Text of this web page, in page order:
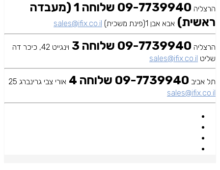
הרצליה
09-7739940 שלוחה 1 (מעבדה
ראשית) אבא אבן 1(פינת משכית) sales@ifix.co.il
הרצליה 09-7739940 שלוחה 3
וינגייט 42, כיכר דה
שליט sales@ifix.co.il
תל אביב 09-7739940 שלוחה 4
אורי צבי גרינברג 25
sales@ifix.co.il